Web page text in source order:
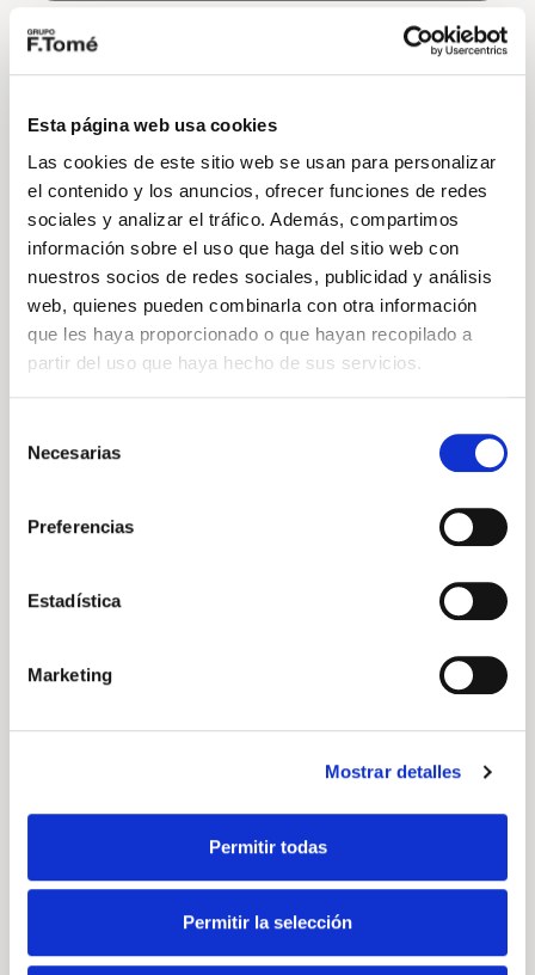
Esta página web usa cookies
Las cookies de este sitio web se usan para personalizar
el contenido y los anuncios, ofrecer funciones de redes
sociales y analizar el tráfico. Además, compartimos
información sobre el uso que haga del sitio web con
nuestros socios de redes sociales, publicidad y análisis
web, quienes pueden combinarla con otra información
que les haya proporcionado o que hayan recopilado a
partir del uso que haya hecho de sus servicios.
Necesarias
Preferencias
Estadística
Marketing
Mostrar detalles
Permitir todas
Permitir la selección
Precio a consultar
122cv Diésel
Volkswagen